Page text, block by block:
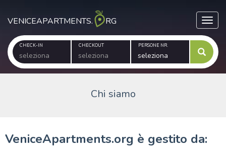
VENICEAPARTMENTS. RG
CHECK-IN CHECKOUT PERSONE NR.
Chi siamo
VeniceApartments.org è gestito da: